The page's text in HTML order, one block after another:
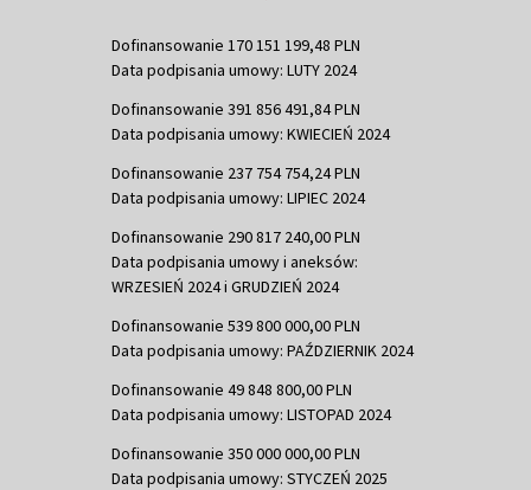
Dofinansowanie 170 151 199,48 PLN
Data podpisania umowy: LUTY 2024
Dofinansowanie 391 856 491,84 PLN
Data podpisania umowy: KWIECIEŃ 2024
Dofinansowanie 237 754 754,24 PLN
Data podpisania umowy: LIPIEC 2024
Dofinansowanie 290 817 240,00 PLN
Data podpisania umowy i aneksów:
WRZESIEŃ 2024 i GRUDZIEŃ 2024
Dofinansowanie 539 800 000,00 PLN
Data podpisania umowy: PAŹDZIERNIK 2024
Dofinansowanie 49 848 800,00 PLN
Data podpisania umowy: LISTOPAD 2024
Dofinansowanie 350 000 000,00 PLN
Data podpisania umowy: STYCZEŃ 2025